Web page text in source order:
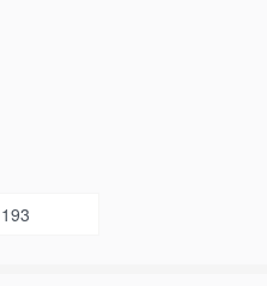
193